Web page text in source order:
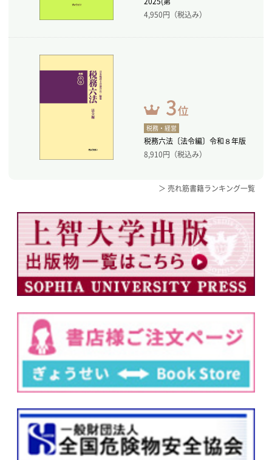
4,950円（税込み）
税務・経営
税務六法〔法令編〕令和８年版
8,910円（税込み）
＞ 売れ筋書籍ランキング一覧